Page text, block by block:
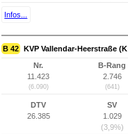
Infos...
B 42 KVP Vallendar-Heerstraße
Nr.
11.423
(6.090)
B-Rang
2.746
(641)
DTV
26.385
SV
1.029
(3,9%)